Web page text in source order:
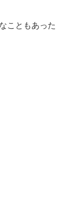
こともあった